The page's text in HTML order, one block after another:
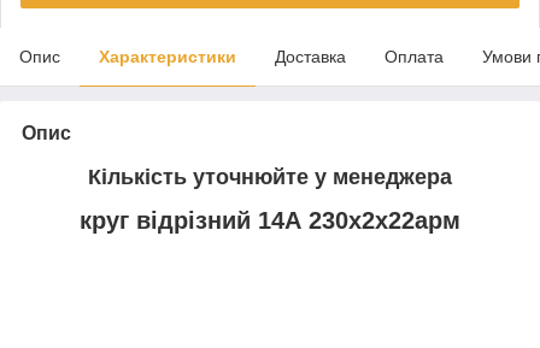
Опис Характеристики Доставка Оплата Умови
Опис
Кількість уточнюйте у менеджера
круг відрізний 14А 230х2х22арм